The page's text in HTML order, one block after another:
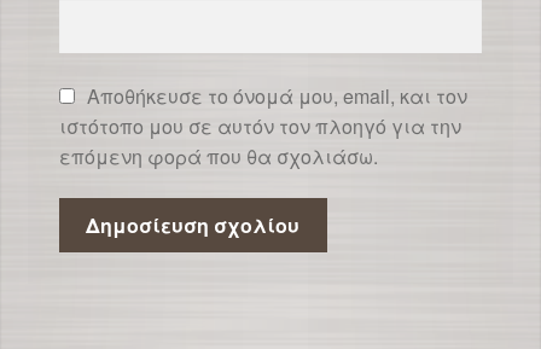
Αποθήκευσε το όνομά μου, email, και τον
ιστότοπο μου σε αυτόν τον πλοηγό για την
επόμενη φορά που θα σχολιάσω.